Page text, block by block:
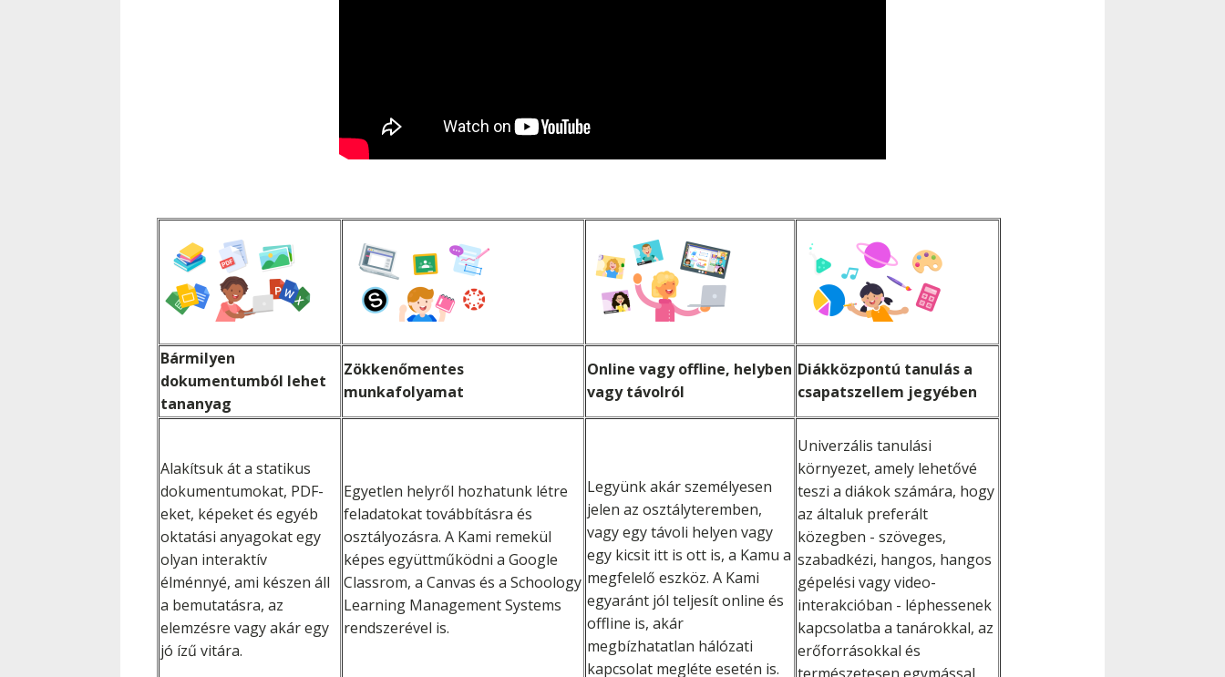
Bármilyen
dokumentumból lehet
tananyag
Zökkenőmentes
munkafolyamat
Online vagy offline, helyben
vagy távolról
Diákközpontú tanulás a
csapatszellem jegyében
Alakítsuk át a statikus
dokumentumokat, PDF-
eket, képeket és egyéb
oktatási anyagokat egy
olyan interaktív
élménnyé, ami készen áll
a bemutatásra, az
elemzésre vagy akár egy
jó ízű vitára.
Egyetlen helyről hozhatunk létre
feladatokat továbbításra és
osztályozásra. A Kami remekül
képes együttműködni a Google
Classrom, a Canvas és a Schoology
Learning Management Systems
rendszerével is.
Legyünk akár személyesen
jelen az osztályteremben,
vagy egy távoli helyen vagy
egy kicsit itt is ott is, a Kamu a
megfelelő eszköz. A Kami
egyaránt jól teljesít online és
offline is, akár
megbízhatatlan hálózati
kapcsolat megléte esetén is.
Univerzális tanulási
környezet, amely lehetővé
teszi a diákok számára, hogy
az általuk preferált
közegben - szöveges,
szabadkézi, hangos, hangos
gépelési vagy video-
interakcióban - léphessenek
kapcsolatba a tanárokkal, az
erőforrásokkal és